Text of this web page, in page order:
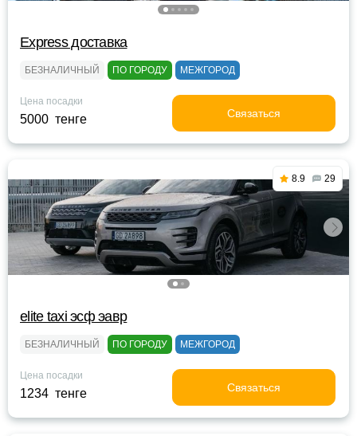
Express доставка
БЕЗНАЛИЧНЫЙ ПО ГОРОДУ МЕЖГОРОД
Цена посадки
5000 тенге Связаться
8.9 29
elite taxi эсф эавр
БЕЗНАЛИЧНЫЙ ПО ГОРОДУ МЕЖГОРОД
Цена посадки
1234 тенге Связаться